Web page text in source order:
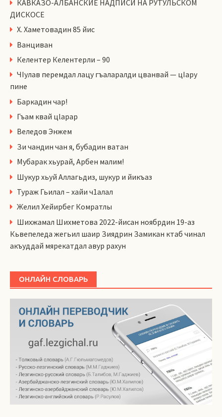
КАВКАЗО-АЛБАНСКИЕ НАДПИСИ НА РУТУЛЬСКОМ
ДИСКОСЕ
Х. Хаметовадин 85 йис
Ванциван
Келентер Келентерли – 90
ЧIулав перемдал лацу гъаларалди цванвай — цIару
пине
Баркадин чар!
Гъам квай цlарар
Веледов Энжем
Зи чандин чан я, бубадин ватан
Мубарак хьурай, Арбен малим!
Шукур хьуй Аллагьдиз, шукур и йикъаз
Тураж Гьилал – хайи ч1алал
Желил Хейирбег Комратлы
Шихжамал Шихметова 2022-йисан ноябрдин 19-аз
Кьвепеледа жегьил шаир Зиядрин Замикан ктаб чинал
акъуддай мярекатдал авур рахун
ОНЛАЙН СЛОВАРЬ